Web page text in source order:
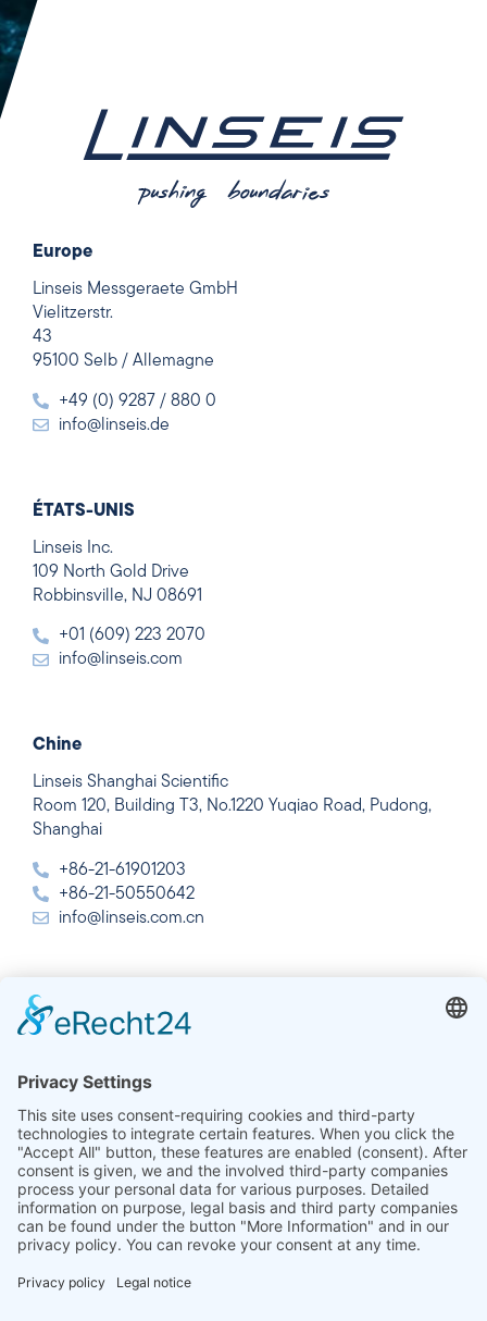
Europe
Linseis Messgeraete GmbH
Vielitzerstr.
43
95100 Selb / Allemagne
+49 (0) 9287 / 880 0
info@linseis.de
ÉTATS-UNIS
Linseis Inc.
109 North Gold Drive
Robbinsville, NJ 08691
+01 (609) 223 2070
info@linseis.com
Chine
Linseis Shanghai Scientific
Room 120, Building T3, No.1220 Yuqiao Road, Pudong,
Shanghai
+86-21-61901203
+86-21-50550642
info@linseis.com.cn
Inde
Linseis Thermal Analysis India Pvt Ltd.
Sector 23, Dwarka, 110077 New Delhi
+91-11-42883851
sales@linseis.in